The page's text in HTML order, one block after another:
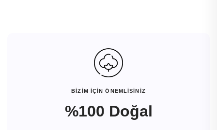
BİZİM İÇİN ÖNEMLİSİNİZ
%100 Doğal